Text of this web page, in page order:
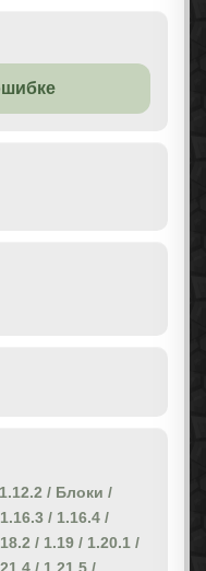
1.12.2 / Блоки /
1.16.3 / 1.16.4 /
/ 1.19 / 1.20.1 /
/ 1.21.5 /